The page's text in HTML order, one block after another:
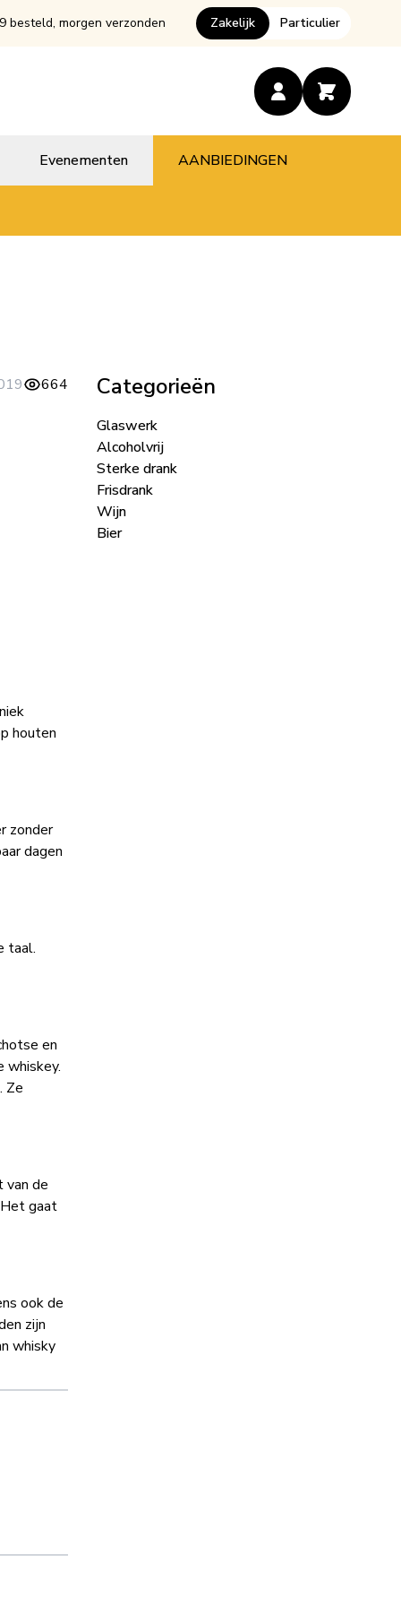
besteld, morgen verzonden Zakelijk Particulier
Evenementen AANBIEDINGEN
664
houten
zonder
dagen
taal.
en
whiskey.
Ze
van de
gaat
ook de
zijn
whisky
Categorieën
Glaswerk
Alcoholvrij
Sterke drank
Frisdrank
Wijn
Bier